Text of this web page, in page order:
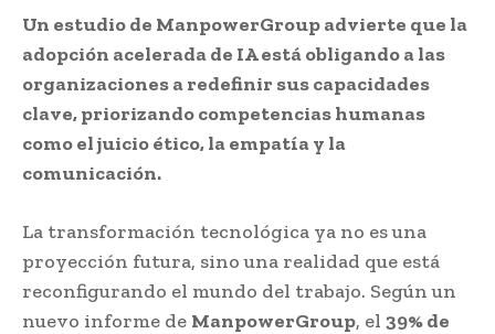
Un estudio de ManpowerGroup advierte que la
adopción acelerada de IA está obligando a las
organizaciones a redefinir sus capacidades
clave, priorizando competencias humanas
como el juicio ético, la empatía y la
comunicación.
La transformación tecnológica ya no es una
proyección futura, sino una realidad que está
reconfigurando el mundo del trabajo. Según un
nuevo informe de ManpowerGroup, el 39% de